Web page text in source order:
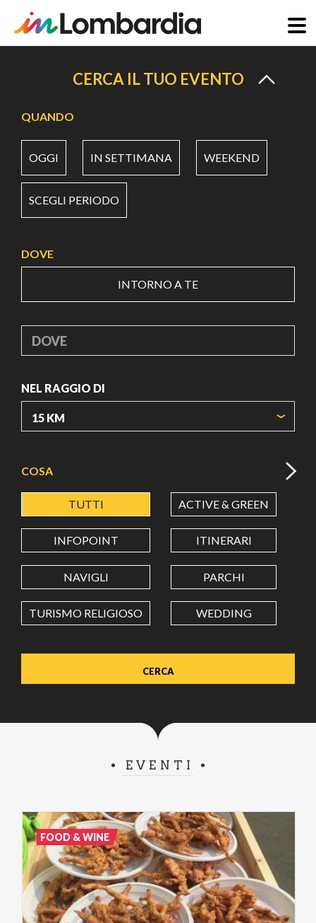
principale
CERCA IL TUO EVENTO
QUANDO
OGGI IN SETTIMANA WEEKEND
SCEGLI PERIODO
DOVE
INTORNO A TE
DOVE
NEL RAGGIO DI
LATITUDINE
LONGITUDINE
Value in decimal degrees. Use dot (.) as decimal separator.
COSA
TUTTI ACTIVE & GREEN
INFOPOINT ITINERARI
NAVIGLI PARCHI
TURISMO RELIGIOSO WEDDING
EVENTI
FOOD & WINE